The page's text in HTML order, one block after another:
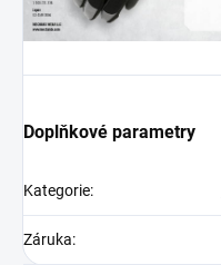
Doplňkové parametry
Kategorie:
Záruka: